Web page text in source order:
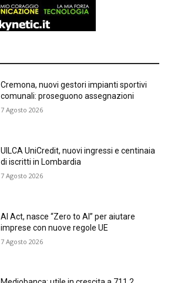
Cremona, nuovi gestori impianti sportivi
comunali: proseguono assegnazioni
7 Agosto 2026
UILCA UniCredit, nuovi ingressi e centinaia
di iscritti in Lombardia
7 Agosto 2026
AI Act, nasce “Zero to AI” per aiutare
imprese con nuove regole UE
7 Agosto 2026